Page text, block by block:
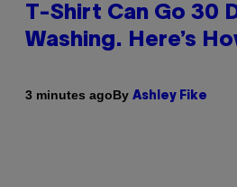
T-Shirt Can Go 30
Washing. Here’s
3 minutes agoBy Ashley Fike